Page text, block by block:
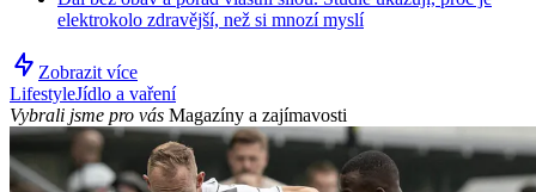
elektrokolo zdravější, než si mnozí myslí
Zobrazit více
LifestyleJídlo a vaření
Vybrali jsme pro vás Magazíny a zajímavosti